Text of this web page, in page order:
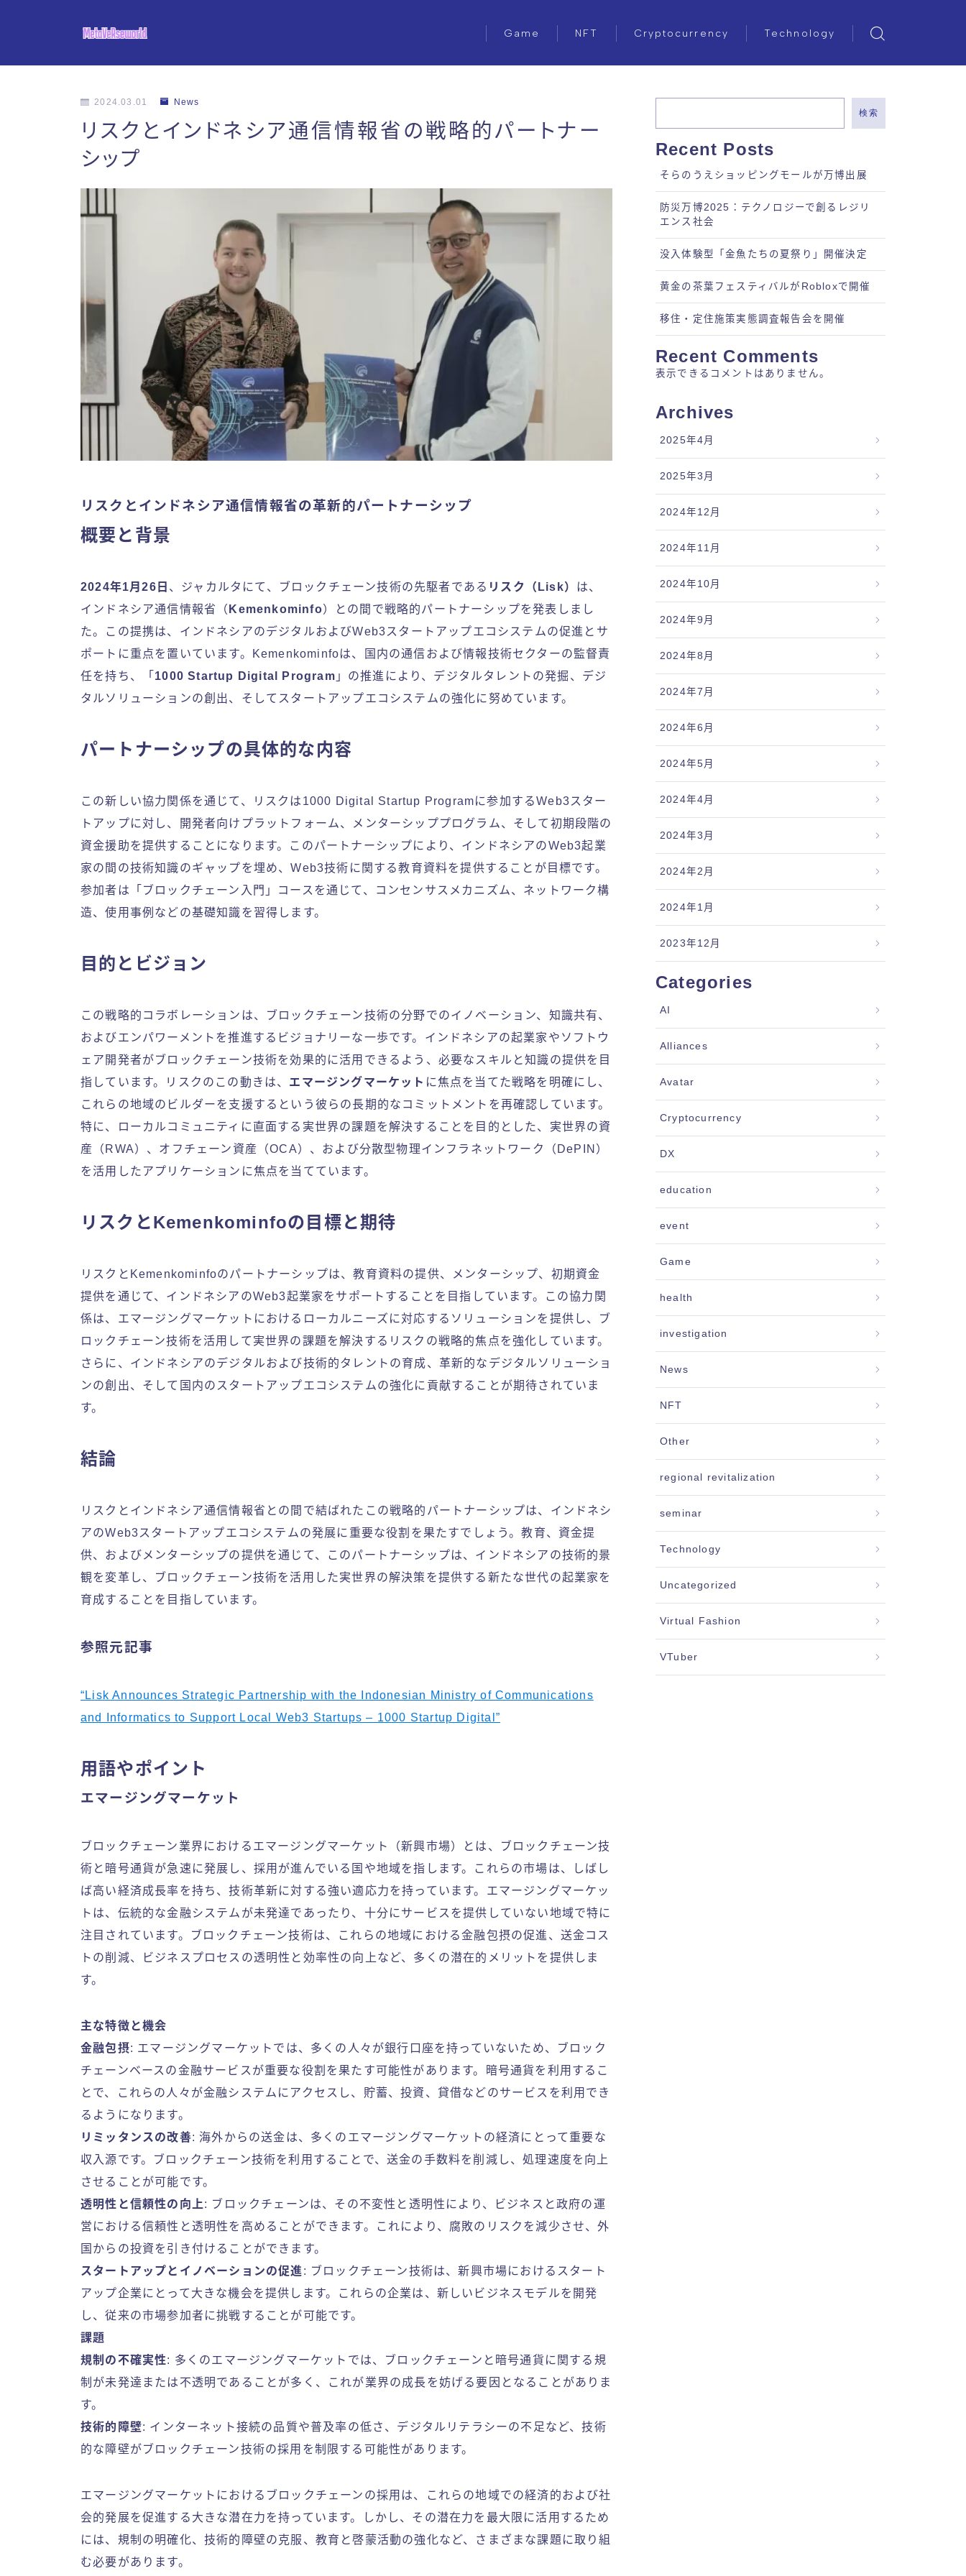
Game NFT Cryptocurrency Technology
2024.03.01 News
リスクとインドネシア通信情報省の戦略的パートナー
シップ
リスクとインドネシア通信情報省の革新的パートナーシップ
概要と背景
2024年1月26日 、ジャカルタにて、ブロックチェーン技術の先駆者である リスク（Lisk） は、
インドネシア通信情報省（ Kemenkominfo）との間で戦略的パートナーシップを発表しまし
た。この提携は、インドネシアのデジタルおよびWeb3スタートアップエコシステムの促進とサ
ポートに重点を置いています。Kemenkominfoは、国内の通信および情報技術セクターの監督責
任を持ち、「 1000 Startup Digital Program 」の推進により、デジタルタレントの発掘、デジ
タルソリューションの創出、そしてスタートアップエコシステムの強化に努めています。
パートナーシップの具体的な内容
この新しい協力関係を通じて、リスクは1000 Digital Startup Programに参加するWeb3スター
トアップに対し、開発者向けプラットフォーム、メンターシッププログラム、そして初期段階の
資金援助を提供することになります。このパートナーシップにより、インドネシアのWeb3起業
家の間の技術知識のギャップを埋め、Web3技術に関する教育資料を提供することが目標です。
参加者は「ブロックチェーン入門」コースを通じて、コンセンサスメカニズム、ネットワーク構
造、使用事例などの基礎知識を習得します。
目的とビジョン
この戦略的コラボレーションは、ブロックチェーン技術の分野でのイノベーション、知識共有、
およびエンパワーメントを推進するビジョナリーな一歩です。インドネシアの起業家やソフトウ
ェア開発者がブロックチェーン技術を効果的に活用できるよう、必要なスキルと知識の提供を目
指しています。リスクのこの動きは、 エマージングマーケット に焦点を当てた戦略を明確にし、
これらの地域のビルダーを支援するという彼らの長期的なコミットメントを再確認しています。
特に、ローカルコミュニティに直面する実世界の課題を解決することを目的とした、実世界の資
産（RWA）、オフチェーン資産（OCA）、および分散型物理インフラネットワーク（DePIN）
を活用したアプリケーションに焦点を当てています。
リスクとKemenkominfoの目標と期待
リスクとKemenkominfoのパートナーシップは、教育資料の提供、メンターシップ、初期資金
提供を通じて、インドネシアのWeb3起業家をサポートすることを目指しています。この協力関
係は、エマージングマーケットにおけるローカルニーズに対応するソリューションを提供し、ブ
ロックチェーン技術を活用して実世界の課題を解決するリスクの戦略的焦点を強化しています。
さらに、インドネシアのデジタルおよび技術的タレントの育成、革新的なデジタルソリューショ
ンの創出、そして国内のスタートアップエコシステムの強化に貢献することが期待されていま
す。
結論
リスクとインドネシア通信情報省との間で結ばれたこの戦略的パートナーシップは、インドネシ
アのWeb3スタートアップエコシステムの発展に重要な役割を果たすでしょう。教育、資金提
供、およびメンターシップの提供を通じて、このパートナーシップは、インドネシアの技術的景
観を変革し、ブロックチェーン技術を活用した実世界の解決策を提供する新たな世代の起業家を
育成することを目指しています。
参照元記事
“Lisk Announces Strategic Partnership with the Indonesian Ministry of Communications
and Informatics to Support Local Web3 Startups – 1000 Startup Digital”
用語やポイント
エマージングマーケット
ブロックチェーン業界におけるエマージングマーケット（新興市場）とは、ブロックチェーン技
術と暗号通貨が急速に発展し、採用が進んでいる国や地域を指します。これらの市場は、しばし
ば高い経済成長率を持ち、技術革新に対する強い適応力を持っています。エマージングマーケッ
トは、伝統的な金融システムが未発達であったり、十分にサービスを提供していない地域で特に
注目されています。ブロックチェーン技術は、これらの地域における金融包摂の促進、送金コス
トの削減、ビジネスプロセスの透明性と効率性の向上など、多くの潜在的メリットを提供しま
す。
主な特徴と機会
金融包摂: エマージングマーケットでは、多くの人々が銀行口座を持っていないため、ブロック
チェーンベースの金融サービスが重要な役割を果たす可能性があります。暗号通貨を利用するこ
とで、これらの人々が金融システムにアクセスし、貯蓄、投資、貸借などのサービスを利用でき
るようになります。
リミッタンスの改善: 海外からの送金は、多くのエマージングマーケットの経済にとって重要な
収入源です。ブロックチェーン技術を利用することで、送金の手数料を削減し、処理速度を向上
させることが可能です。
透明性と信頼性の向上: ブロックチェーンは、その不変性と透明性により、ビジネスと政府の運
営における信頼性と透明性を高めることができます。これにより、腐敗のリスクを減少させ、外
国からの投資を引き付けることができます。
スタートアップとイノベーションの促進: ブロックチェーン技術は、新興市場におけるスタート
アップ企業にとって大きな機会を提供します。これらの企業は、新しいビジネスモデルを開発
し、従来の市場参加者に挑戦することが可能です。
課題
規制の不確実性: 多くのエマージングマーケットでは、ブロックチェーンと暗号通貨に関する規
制が未発達または不透明であることが多く、これが業界の成長を妨げる要因となることがありま
す。
技術的障壁: インターネット接続の品質や普及率の低さ、デジタルリテラシーの不足など、技術
的な障壁がブロックチェーン技術の採用を制限する可能性があります。
エマージングマーケットにおけるブロックチェーンの採用は、これらの地域での経済的および社
会的発展を促進する大きな潜在力を持っています。しかし、その潜在力を最大限に活用するため
には、規制の明確化、技術的障壁の克服、教育と啓蒙活動の強化など、さまざまな課題に取り組
む必要があります。
検索
Recent Posts
そらのうえショッピングモールが万博出展
防災万博2025：テクノロジーで創るレジリ
エンス社会
没入体験型「金魚たちの夏祭り」開催決定
黄金の茶葉フェスティバルがRobloxで開催
移住・定住施策実態調査報告会を開催
Recent Comments
表示できるコメントはありません。
Archives
2025年4月
2025年3月
2024年12月
2024年11月
2024年10月
2024年9月
2024年8月
2024年7月
2024年6月
2024年5月
2024年4月
2024年3月
2024年2月
2024年1月
2023年12月
Categories
AI
Alliances
Avatar
Cryptocurrency
DX
education
event
Game
health
investigation
News
NFT
Other
regional revitalization
seminar
Technology
Uncategorized
Virtual Fashion
VTuber